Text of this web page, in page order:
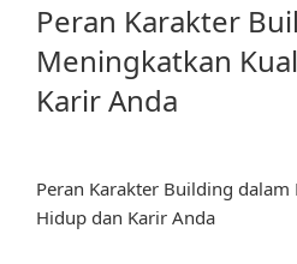
Peran Karakter
Meningkatkan
Karir Anda
Peran Karakter Building
Hidup dan Karir Anda